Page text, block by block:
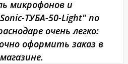
микрофонов и
ТУБА-50-Light" по
очень легко:
оформить заказ в